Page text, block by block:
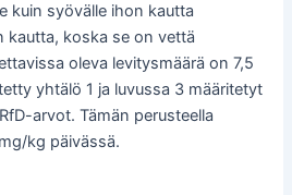
kuin syövälle ihon kautta
kautta, koska se on vettä
oleva levitysmäärä on 7,5
yhtälö 1 ja luvussa 3 määritetyt
arvot. Tämän perusteella
kg päivässä.